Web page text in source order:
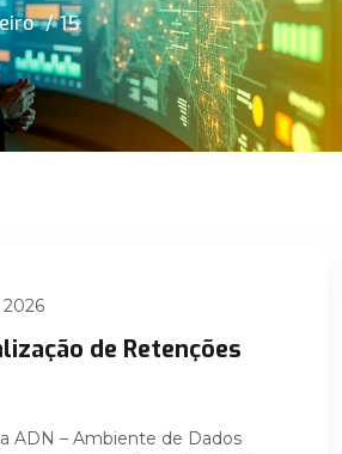
15
2026
de Retenções
ADN – Ambiente de Dados